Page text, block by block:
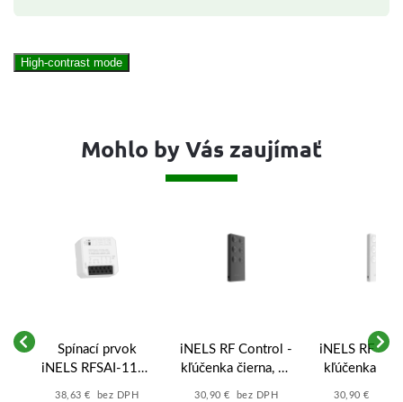
High-contrast mode
Mohlo by Vás zaujímať
Spínací prvok
iNELS RFSAI-11B-
SL s externým
38,63 € bez DPH
iNELS RF Control -
kľúčenka čierna, 6-
kanál - RF KEY-
30,90 € bez DPH
iNELS RF
kľúčenka
30,90 € bez